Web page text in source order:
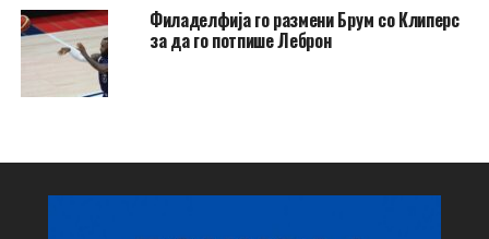
Филаделфија го размени Брум со Клиперс
за да го потпише Леброн